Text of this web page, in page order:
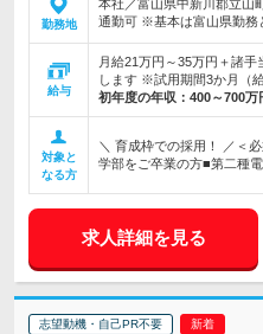
勤務地
本社／富山県中新川郡立
通勤可 ※基本は富山県勤務
給与
月給21万円～35万円＋諸
します ※試用期間3か月（
初年度の年収： 400～700万
対象と
なる方
＼ 育成枠での採用！ ／＜
学部をご卒業の方■第二種
求人詳細を見る
志望動機・自己PR不要